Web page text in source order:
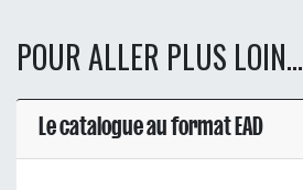
POUR ALLER PLUS LOIN...
Le catalogue au format EAD